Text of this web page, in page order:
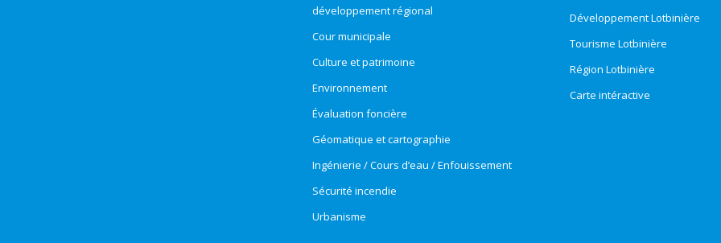
développement régional
Cour municipale
Culture et patrimoine
Environnement
Évaluation foncière
Géomatique et cartographie
Ingénierie / Cours d’eau / Enfouissement
Sécurité incendie
Urbanisme
Développement Lotbinière
Tourisme Lotbinière
Région Lotbinière
Carte intéractive